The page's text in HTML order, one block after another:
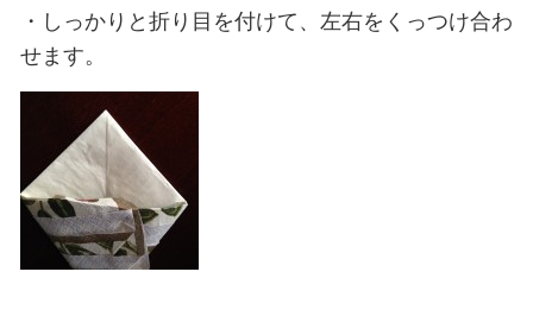
・しっかりと折り目を付けて、左右をくっつけ合わ
せます。